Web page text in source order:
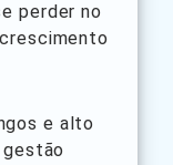
perder no
e alto